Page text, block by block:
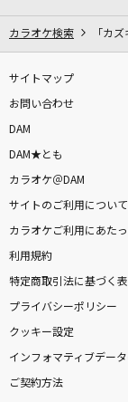
ドリーミング
[生音]KissHug
まちがいさがし
菅田将暉
[プロオケ]もう
浜田省吾
若者のすべて
カラオケ検索 「カ
サイトマップ
お問い合わせ
DAM
DAM★とも
カラオケ＠DAM
サイトのご利用について
カラオケご利用にあた
利用規約
特定商取引法に基づく
プライバシーポリシー
クッキー設定
インフォマティブデー
ご契約方法